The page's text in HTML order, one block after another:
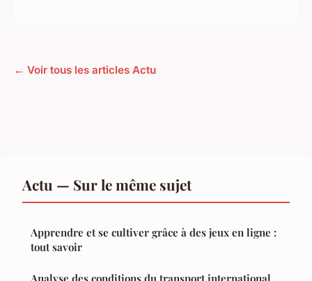
← Voir tous les articles Actu
Actu — Sur le même sujet
Apprendre et se cultiver grâce à des jeux en ligne :
tout savoir